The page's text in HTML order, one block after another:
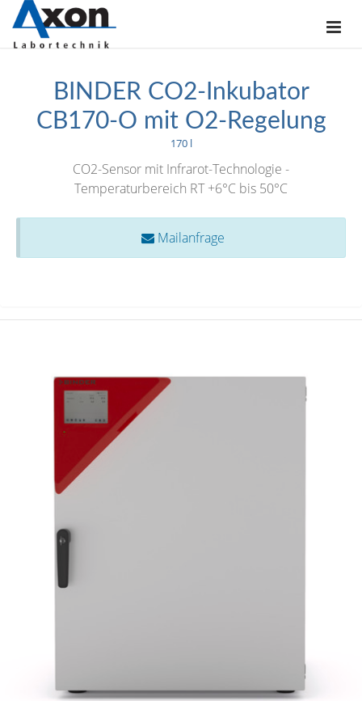
BINDER CO2-Inkubator
CB170-O mit O2-Regelung
170 l
CO2-Sensor mit Infrarot-Technologie -
Temperaturbereich RT +6°C bis 50°C
Mailanfrage